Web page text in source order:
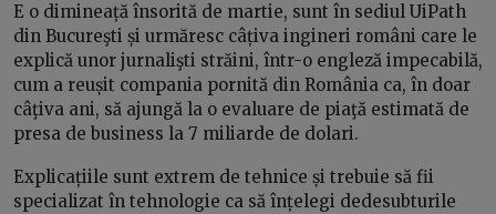
E o dimineață însorită de martie, sunt în sediul UiPath
din Bucureşti și urmăresc câțiva ingineri români care le
explică unor jurnalişti străini, într-o engleză impecabilă,
cum a reușit compania pornită din România ca, în doar
câţiva ani, să ajungă la o evaluare de piaţă estimată de
presa de business la 7 miliarde de dolari.
Explicațiile sunt extrem de tehnice și trebuie să fii
specializat în tehnologie ca să înțelegi dedesubturile